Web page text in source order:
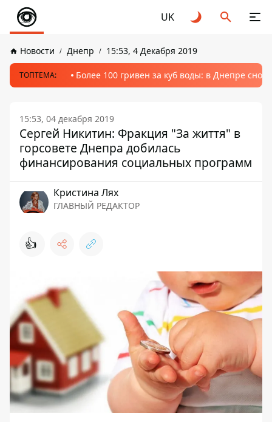
UK
Новости Днепр 15:53, 4 Декабря 2019
ТОПТЕМА: Более 100 гривен за куб воды: в Днепре
15:53, 04 декабря 2019
Сергей Никитин: Фракция "За життя" в
горсовете Днепра добилась
финансирования социальных программ
Кристина Лях
ГЛАВНЫЙ РЕДАКТОР
👍